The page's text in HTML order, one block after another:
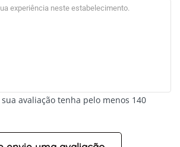
avaliação tenha pelo menos 140